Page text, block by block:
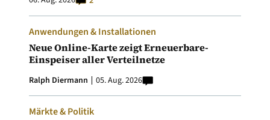
Anwendungen & Installationen
Neue Online-Karte zeigt Erneuerbare-
Einspeiser aller Verteilnetze
Ralph Diermann 05. Aug. 2026
Märkte & Politik